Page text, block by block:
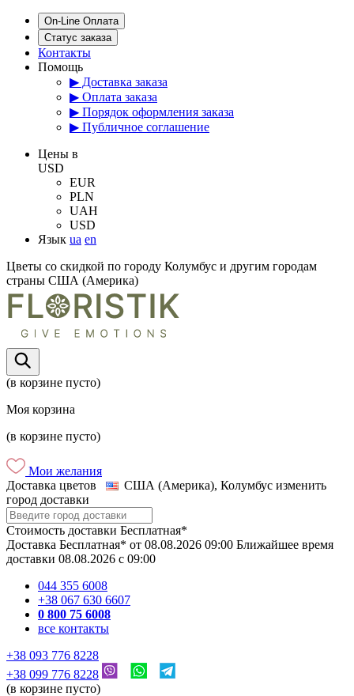
On-Line Оплата
Статус заказа
Контакты
Помощь
▶ Доставка заказа
▶ Оплата заказа
▶ Порядок оформления заказа
▶ Публичное соглашение
Цены в
USD
EUR
PLN
UAH
USD
Язык ua en
Цветы со скидкой по городу Колумбус и другим городам
страны США (Америка)
(в корзине пусто)
Моя корзина
(в корзине пусто)
Мои желания
Доставка цветов
США (Америка), Колумбус изменить
город доставки
Стоимость доставки Бесплатная*
Доставка Бесплатная* от 08.08.2026 09:00 Ближайшее время
доставки 08.08.2026 c 09:00
044 355 6008
+38 067 630 6607
0 800 75 6008
все контакты
+38 093 776 8228
+38 099 776 8228
(в корзине пусто)